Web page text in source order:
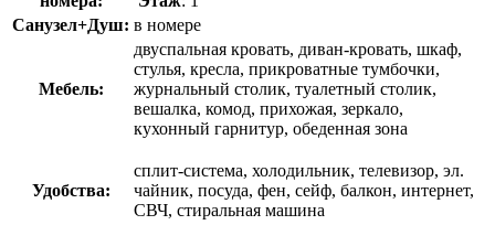
Санузел+Душ: в номере
Мебель:
двуспальная кровать, диван-кровать, шкаф,
стулья, кресла, прикроватные тумбочки,
журнальный столик, туалетный столик,
вешалка, комод, прихожая, зеркало,
кухонный гарнитур, обеденная зона
Удобства:
сплит-система, холодильник, телевизор, эл.
чайник, посуда, фен, сейф, балкон, интернет,
СВЧ, стиральная машина